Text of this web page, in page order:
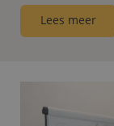
Lees meer